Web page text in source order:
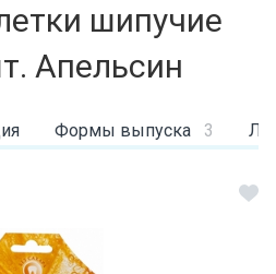
шипучие
Апельсин
Формы выпуска 3